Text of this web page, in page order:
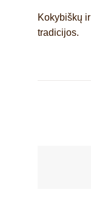
Kokybiškų
tradicijos.